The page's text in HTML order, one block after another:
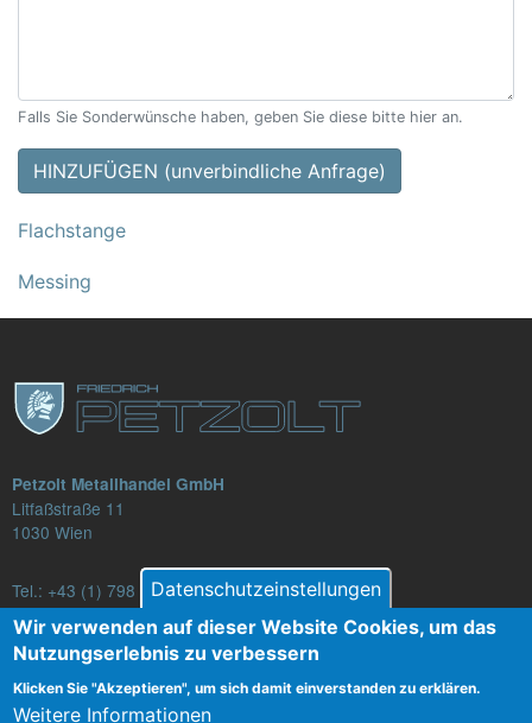
Falls Sie Sonderwünsche haben, geben Sie diese bitte hier an.
HINZUFÜGEN (unverbindliche Anfrage)
Flachstange
Messing
Petzolt Metallhandel GmbH
Litfaßstraße 11
1030 Wien
Tel.: +43 (1) 798 82 88-16
E-Mail: verkauf@petzolt.at
Datenschutzeinstellungen
Wir verwenden auf dieser Website Cookies, um das
Nutzungserlebnis zu verbessern
Klicken Sie "Akzeptieren", um sich damit einverstanden zu erklären.
Weitere Informationen